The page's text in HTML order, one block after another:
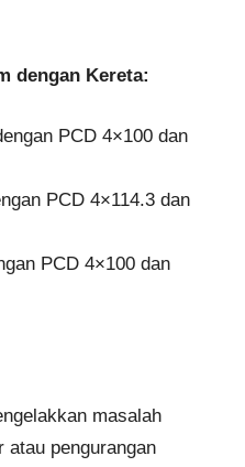
dengan Kereta:
PCD 4×100 dan
PCD 4×114.3 dan
PCD 4×100 dan
masalah
atau pengurangan